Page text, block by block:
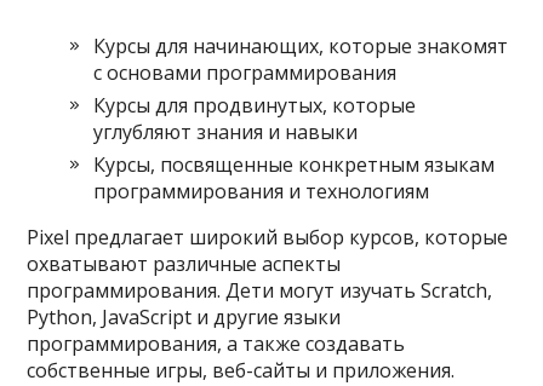
Курсы для начинающих, которые знакомят
с основами программирования
Курсы для продвинутых, которые
углубляют знания и навыки
Курсы, посвященные конкретным языкам
программирования и технологиям
Pixel предлагает широкий выбор курсов, которые
охватывают различные аспекты
программирования. Дети могут изучать Scratch,
Python, JavaScript и другие языки
программирования, а также создавать
собственные игры, веб-сайты и приложения.